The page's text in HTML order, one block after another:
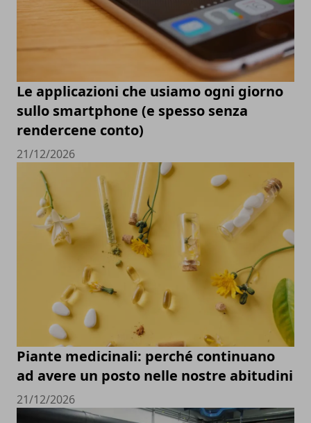
Le applicazioni che usiamo ogni giorno
sullo smartphone (e spesso senza
rendercene conto)
21/12/2026
Piante medicinali: perché continuano
ad avere un posto nelle nostre abitudini
21/12/2026